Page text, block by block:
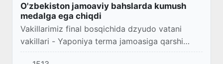
O'zbekiston jamoaviy bahslarda kumush
medalga ega chiqdi
Vakillarimiz final bosqichida dzyudo vatani
vakillari - Yaponiya terma jamoasiga qarshi
bahs olib borishdi va 2:4 hisobida imkoniyatni